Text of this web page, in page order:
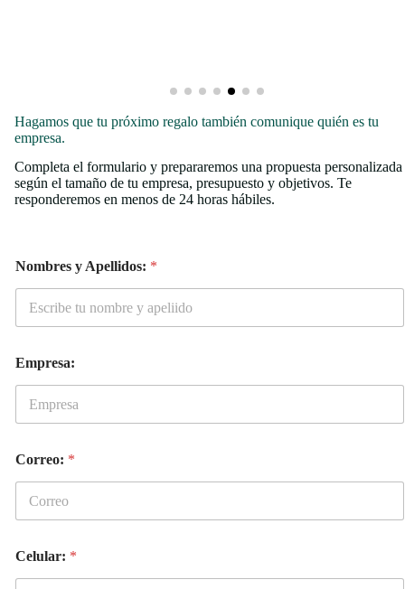
Hagamos que tu próximo regalo también comunique quién es tu
empresa.
Completa el formulario y prepararemos una propuesta personalizada
según el tamaño de tu empresa, presupuesto y objetivos. Te
responderemos en menos de 24 horas hábiles.
u
C
e
o
:
e
u
Nombres y Apellidos: *
Empresa:
Correo: *
Celular: *